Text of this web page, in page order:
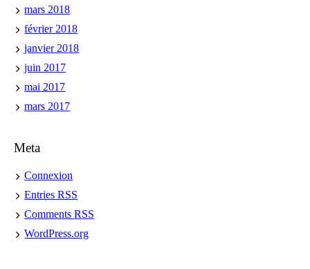
mars 2018
février 2018
janvier 2018
juin 2017
mai 2017
mars 2017
Meta
Connexion
EntriesRSS
CommentsRSS
WordPress.org